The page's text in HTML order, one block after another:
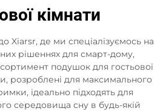
кімнати
Xiarsr, де ми спеціалізуємось на
рішеннях для смарт-дому,
подушок для гостьової
розроблені для максимального
ідеально підходять для
середовища сну в будь-якій